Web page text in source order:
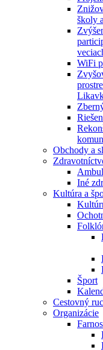
školy
WiFi
Obchody a
Iné
Kultúra a
Šport
Cestovný
Organizácie